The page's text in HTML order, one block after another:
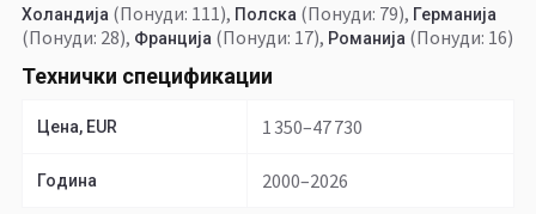
Холандија (Понуди: 111), Полска (Понуди: 79), Германија
(Понуди: 28), Франција (Понуди: 17), Романија (Понуди: 16)
Технички спецификации
Цена, EUR 1 350–47 730
Година 2000–2026